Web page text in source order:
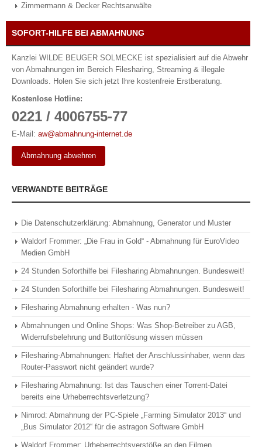
Zimmermann & Decker Rechtsanwälte
SOFORT-HILFE BEI ABMAHNUNG
Kanzlei WILDE BEUGER SOLMECKE ist spezialisiert auf die Abwehr
von Abmahnungen im Bereich Filesharing, Streaming & illegale
Downloads. Holen Sie sich jetzt Ihre kostenfreie Erstberatung.
Kostenlose Hotline:
0221 / 4006755-77
E-Mail: aw@abmahnung-internet.de
Abmahnung abwehren
VERWANDTE BEITRÄGE
Die Datenschutzerklärung: Abmahnung, Generator und Muster
Waldorf Frommer: „Die Frau in Gold“ - Abmahnung für EuroVideo
Medien GmbH
24 Stunden Soforthilfe bei Filesharing Abmahnungen. Bundesweit!
24 Stunden Soforthilfe bei Filesharing Abmahnungen. Bundesweit!
Filesharing Abmahnung erhalten - Was nun?
Abmahnungen und Online Shops: Was Shop-Betreiber zu AGB,
Widerrufsbelehrung und Buttonlösung wissen müssen
Filesharing-Abmahnungen: Haftet der Anschlussinhaber, wenn das
Router-Passwort nicht geändert wurde?
Filesharing Abmahnung: Ist das Tauschen einer Torrent-Datei
bereits eine Urheberrechtsverletzung?
Nimrod: Abmahnung der PC-Spiele „Farming Simulator 2013“ und
„Bus Simulator 2012“ für die astragon Software GmbH
Waldorf Frommer: Urheberrechtsverstöße an den Filmen